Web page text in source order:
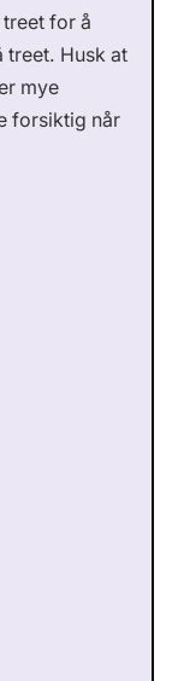
for å
treet. Husk at
mye
forsiktig når